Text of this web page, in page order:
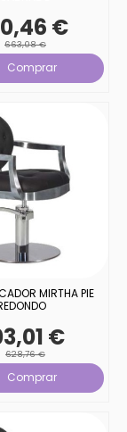
€
663,08 €
Comprar
MIRTHA PIE
€
628,76 €
Comprar